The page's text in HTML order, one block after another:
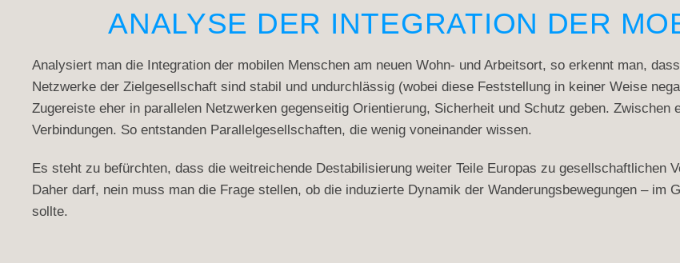
ANALYSE DER INTEGRATION DER
Analysiert man die Integration der mobilen Menschen am neuen Wohn- und Arbeitsort, so erkennt man,
Netzwerke der Zielgesellschaft sind stabil und undurchlässig (wobei diese Feststellung in keiner Weise
Zugereiste eher in parallelen Netzwerken gegenseitig Orientierung, Sicherheit und Schutz geben. Zwischen
Verbindungen. So entstanden Parallelgesellschaften, die wenig voneinander wissen.
Es steht zu befürchten, dass die weitreichende Destabilisierung weiter Teile Europas zu gesellschaftlichen
Daher darf, nein muss man die Frage stellen, ob die induzierte Dynamik der Wanderungsbewegungen –
sollte.